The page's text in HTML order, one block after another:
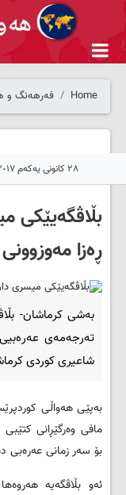
Home فەرهەنگ و
٢٨ کانونی یەکەم ٢٠١٧ - ١٠:٥١
بڵاڤگەیێکی
ڕەزا
بەشی کرماشان-
تەرجەمەی
شاعیری کوردی
بەپێی هەواڵی
مافی وەرگێڕانی
بۆ سەر زمانی عەرەبی
ئەو بڵاڤگەیە